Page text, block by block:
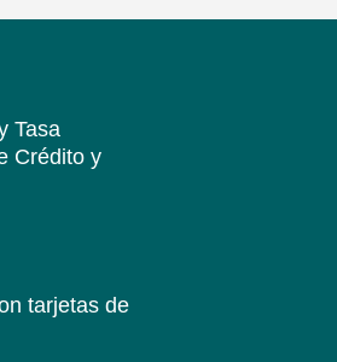
Tasa
Crédito y
tarjetas de